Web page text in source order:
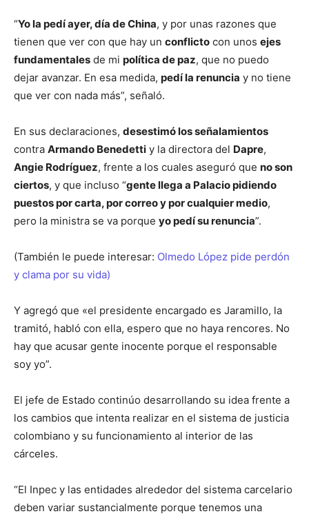
“Yo la pedí ayer, día de China, y por unas razones que
tienen que ver con que hay un conflicto con unos ejes
fundamentales de mi política de paz, que no puedo
dejar avanzar. En esa medida, pedí la renuncia y no tiene
que ver con nada más”, señaló.
En sus declaraciones, desestimó los señalamientos
contra Armando Benedetti y la directora del Dapre,
Angie Rodríguez, frente a los cuales aseguró que no son
ciertos, y que incluso “gente llega a Palacio pidiendo
puestos por carta, por correo y por cualquier medio,
pero la ministra se va porque yo pedí su renuncia”.
(También le puede interesar: Olmedo López pide perdón
y clama por su vida)
Y agregó que «el presidente encargado es Jaramillo, la
tramitó, habló con ella, espero que no haya rencores. No
hay que acusar gente inocente porque el responsable
soy yo”.
El jefe de Estado continúo desarrollando su idea frente a
los cambios que intenta realizar en el sistema de justicia
colombiano y su funcionamiento al interior de las
cárceles.
“El Inpec y las entidades alrededor del sistema carcelario
deben variar sustancialmente porque tenemos una